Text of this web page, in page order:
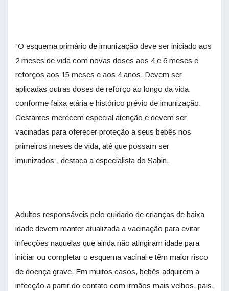
“O esquema primário de imunização deve ser iniciado aos
2 meses de vida com novas doses aos 4 e 6 meses e
reforços aos 15 meses e aos 4 anos. Devem ser
aplicadas outras doses de reforço ao longo da vida,
conforme faixa etária e histórico prévio de imunização.
Gestantes merecem especial atenção e devem ser
vacinadas para oferecer proteção a seus bebês nos
primeiros meses de vida, até que possam ser
imunizados”, destaca a especialista do Sabin.
Adultos responsáveis pelo cuidado de crianças de baixa
idade devem manter atualizada a vacinação para evitar
infecções naquelas que ainda não atingiram idade para
iniciar ou completar o esquema vacinal e têm maior risco
de doença grave. Em muitos casos, bebês adquirem a
infecção a partir do contato com irmãos mais velhos, pais,